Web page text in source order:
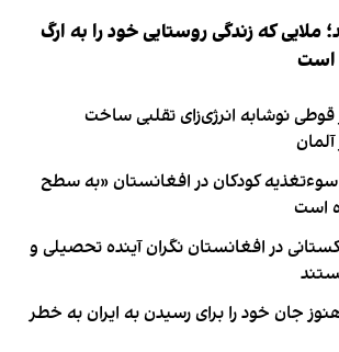
که زندگی روستایی خود را به ارگ
است
هزار قوطی نوشابه انرژی‌زای تقلبی ساخت
کودکان در افغانستان «به سطح
است
در افغانستان نگران آینده تحصیلی و
جان خود را برای رسیدن به ایران به خطر